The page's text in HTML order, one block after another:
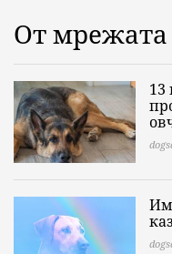
От мрежата
13